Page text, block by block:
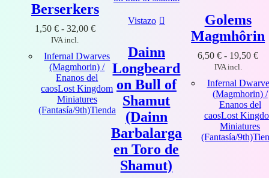
Berserkers
1,50 € - 32,00 €Rango
desde
1,50 €
hasta
32,00 €
IVA incl.
Infernal Dwarves
(Magmhorin) /
Enanos del
caosLost Kingdom
Miniatures
(Fantasía/9th)Tienda
Vistazo
Dainn
Longbeard
on Bull of
Shamut
(Dainn
Barbalarga
en Toro de
Shamut)
Golems
Magmhôrin
6,50€ - 19,50€
IVA incl.
Infernal
(Magmhorin) /
Enanos del
caosLost
Miniatures
(Fantasía/9th)